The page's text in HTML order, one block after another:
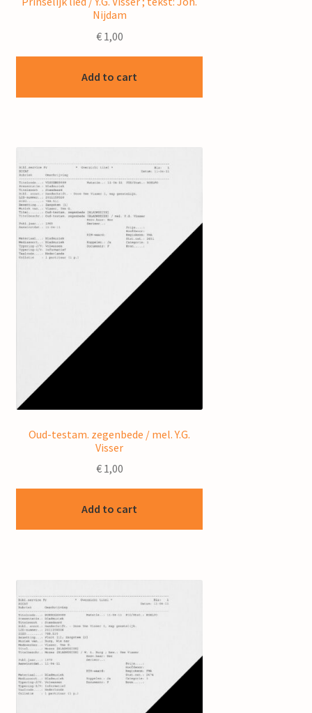
Nijdam
€1,00
Add to cart
Oud-testam. zegenbede / mel. Y.G.
Visser
€1,00
Add to cart